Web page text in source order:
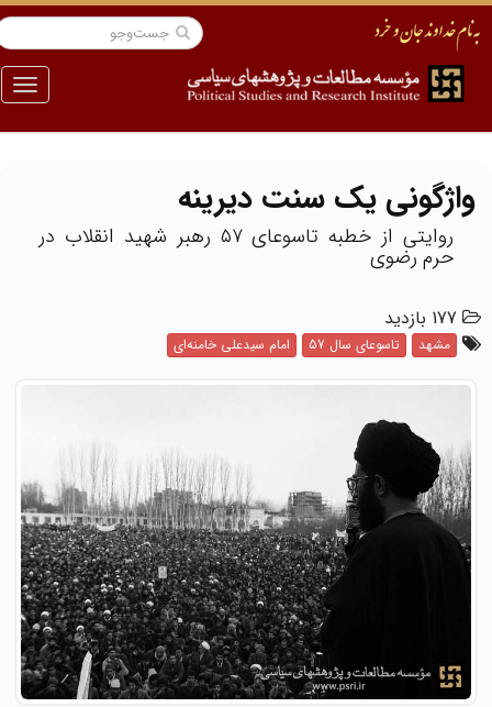
منو
واژگونی یک سنت دیرینه
روایتی از خطبه تاسوعای ۵۷ رهبر شهید انقلاب در
حرم رضوی
177 بازدید
مشهد تاسوعای سال 57 امام سیدعلی خامنه‌ای